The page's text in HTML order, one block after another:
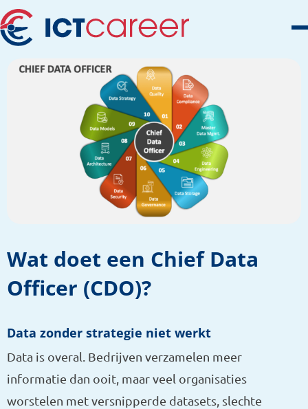
Wat doet een Chief Data
Officer (CDO)?
Data zonder strategie niet werkt
Data is overal. Bedrijven verzamelen meer
informatie dan ooit, maar veel organisaties
worstelen met versnipperde datasets, slechte